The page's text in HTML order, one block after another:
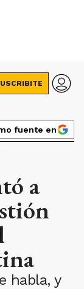
fuente en
a
habla, y